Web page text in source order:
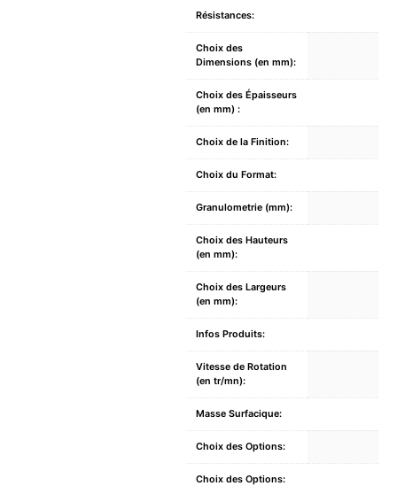
Résistances:
Choix des
Dimensions (en mm):
Choix des Épaisseurs
(en mm) :
Choix de la Finition:
Choix du Format:
Granulometrie (mm):
Choix des Hauteurs
(en mm):
Choix des Largeurs
(en mm):
Infos Produits:
Vitesse de Rotation
(en tr/mn):
Masse Surfacique:
Choix des Options:
Choix des Options: